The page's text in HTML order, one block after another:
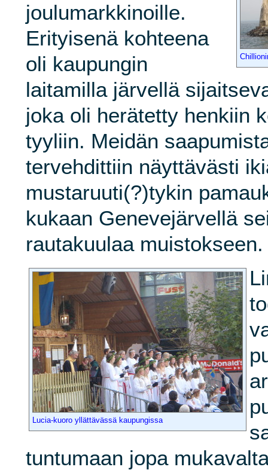
joulumarkkinoille.
Erityisenä kohteena
oli kaupungin
laitamilla järvellä
joka oli herätetty henkiin
tyyliin. Meidän
tervehdittiin näyttävästi
mustaruuti(?)tykin
kukaan Genevejärvellä
rautakuulaa muistokseen.
Lucia-kuoro yllättävässä kaupungissa
tuntumaan jopa